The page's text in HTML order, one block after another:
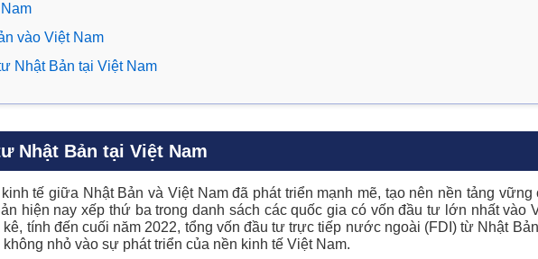
vào Việt Nam
Nhật Bản tại Việt Nam
Nhật Bản tại Việt Nam
tế giữa Nhật Bản và Việt Nam đã phát triển mạnh mẽ, tạo nên nền tảng vững
hiện nay xếp thứ ba trong danh sách các quốc gia có vốn đầu tư lớn nhất vào
tính đến cuối năm 2022, tổng vốn đầu tư trực tiếp nước ngoài (FDI) từ Nhật
nhỏ vào sự phát triển của nền kinh tế Việt Nam.